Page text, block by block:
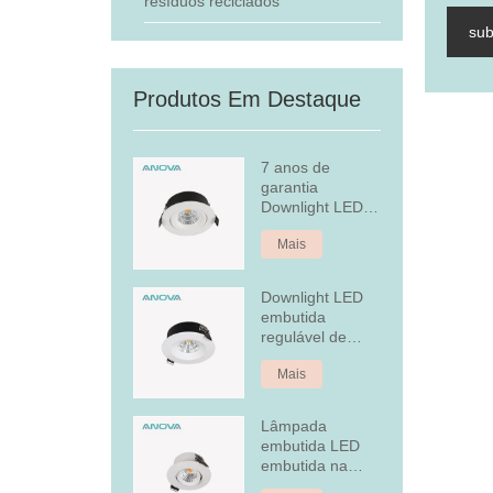
Produtos Em Destaque
7 anos de
garantia
Downlight LED
embutido
regulável
Mais
Downlight LED
embutida
regulável de
alumínio fixo de
7 WMais
Lâmpada
embutida LED
embutida na
tampa traseira